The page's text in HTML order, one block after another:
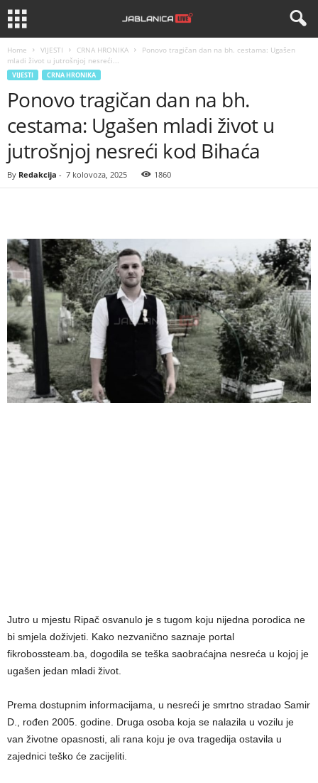
Home VIJESTI CRNA HRONIKA
Ponovo tragičan dan na bh. cestama: Ugašen
mladi život u jutrošnjoj nesreći...
VIJESTI CRNA HRONIKA
Ponovo tragičan dan na bh.
cestama: Ugašen mladi život u
jutrošnjoj nesreći kod Bihaća
By Redakcija - 7 kolovoza, 2025 1860
Jutro u mjestu Ripač osvanulo je s tugom koju nijedna porodica ne
bi smjela doživjeti. Kako nezvanično saznaje portal
fikrobossteam.ba, dogodila se teška saobraćajna nesreća u kojoj je
ugašen jedan mladi život.
Prema dostupnim informacijama, u nesreći je smrtno stradao Samir
D., rođen 2005. godine. Druga osoba koja se nalazila u vozilu je
van životne opasnosti, ali rana koju je ova tragedija ostavila u
zajednici teško će zacijeliti.